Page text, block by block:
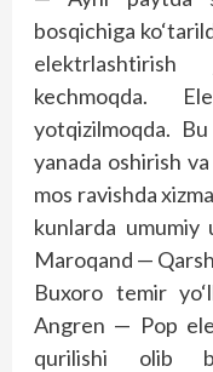
bosqichiga
elektrlashtirish
kechmoqda.
yotqizilmoqda.
yanada oshirish
mos ravishda
kunlarda umumiy
Maroqand —
Buxoro temir
Angren — Pop
qurilishi olib